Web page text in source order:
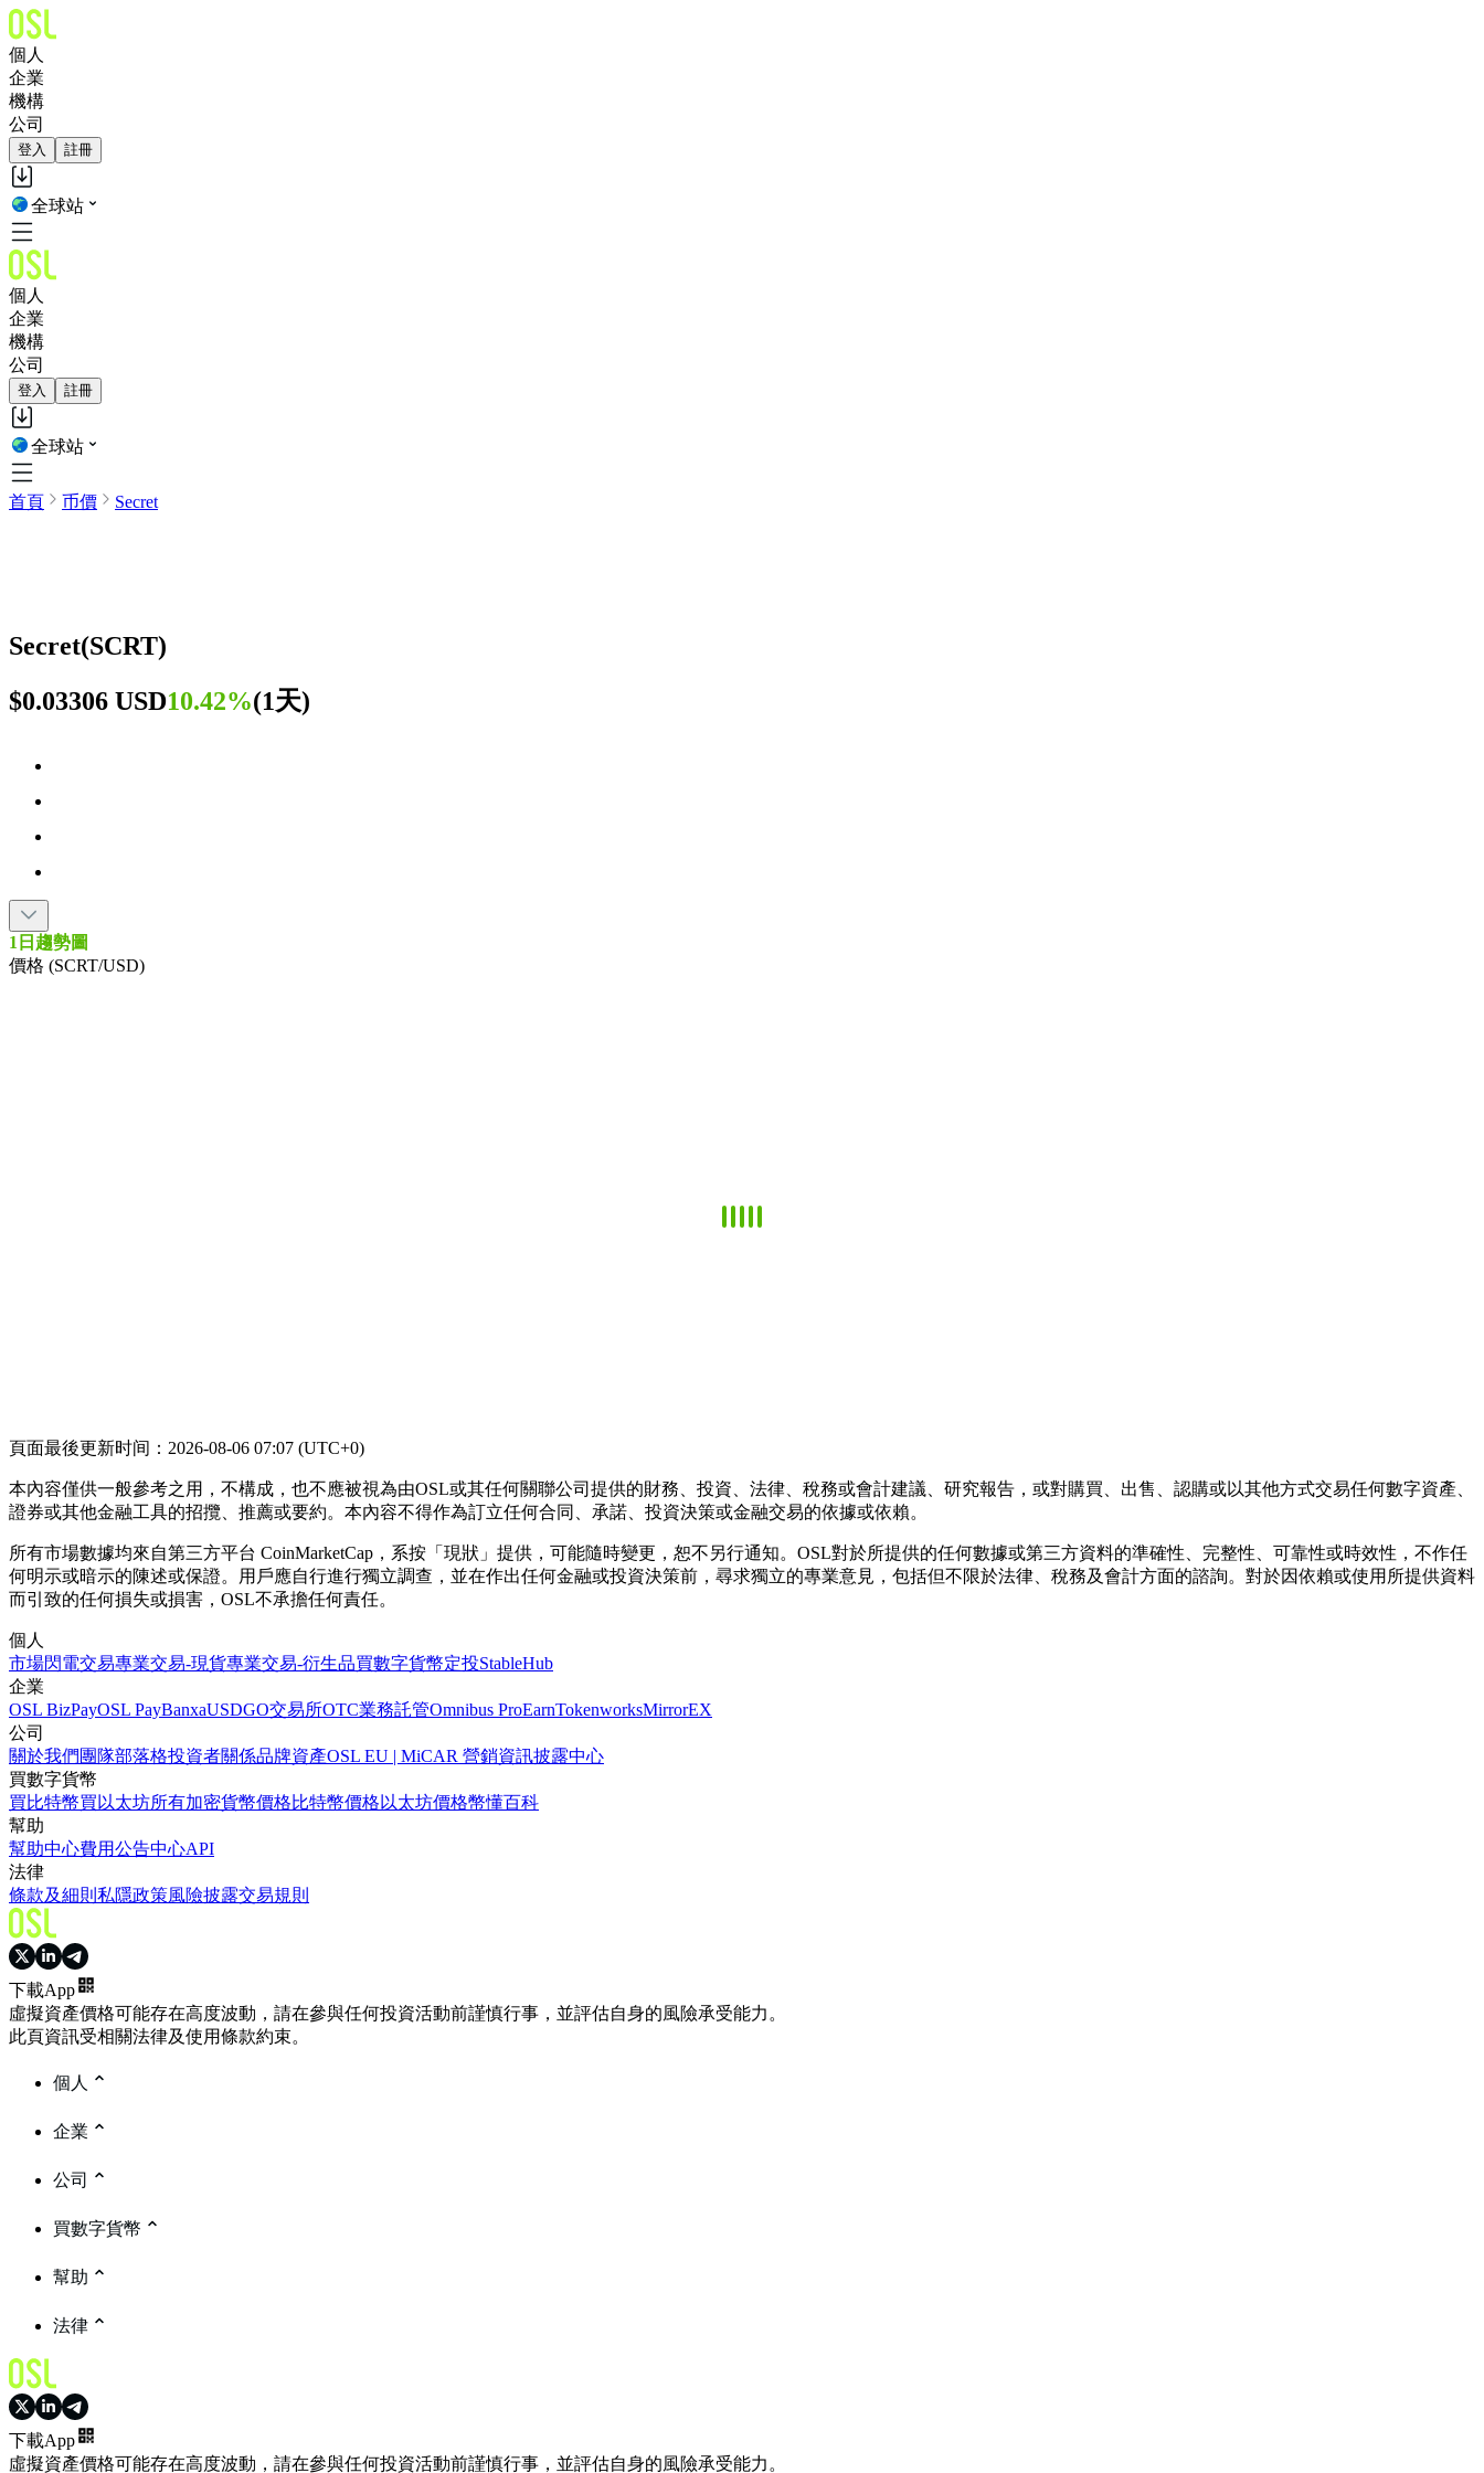
個人
企業
機構
公司
登入 註冊
全球站
個人
企業
機構
公司
登入 註冊
全球站
首頁 币價 Secret
Secret(SCRT)
$0.03306 USD10.42%(1天)
1日趨勢圖
價格 (SCRT/USD)
頁面最後更新时间：2026-08-06 07:07 (UTC+0)
本內容僅供一般參考之用，不構成，也不應被視為由OSL或其任何關聯公司提供的財務、投資、法律、稅務或會計建議、研究報告，或對購買、出售、認購或以其他方式交易任何數字資產、
證券或其他金融工具的招攬、推薦或要約。本內容不得作為訂立任何合同、承諾、投資決策或金融交易的依據或依賴。
所有市場數據均來自第三方平台 CoinMarketCap，系按「現狀」提供，可能隨時變更，恕不另行通知。OSL對於所提供的任何數據或第三方資料的準確性、完整性、可靠性或時效性，不作任
何明示或暗示的陳述或保證。用戶應自行進行獨立調查，並在作出任何金融或投資決策前，尋求獨立的專業意見，包括但不限於法律、稅務及會計方面的諮詢。對於因依賴或使用所提供資料
而引致的任何損失或損害，OSL不承擔任何責任。
個人
市場閃電交易專業交易-現貨專業交易-衍生品買數字貨幣定投StableHub
企業
OSL BizPayOSL PayBanxaUSDGO交易所OTC業務託管Omnibus ProEarnTokenworksMirrorEX
公司
關於我們 團隊部落格投資者關係品牌資產OSL EU | MiCAR 營銷資訊披露中心
買數字貨幣
買比特幣買以太坊所有加密貨幣價格比特幣價格 以太坊價格幣懂百科
幫助
幫助中心費用公告中心API
法律
條款及細則 私隱政策風險披露交易規則
下載App
虛擬資產價格可能存在高度波動，請在參與任何投資活動前謹慎行事，並評估自身的風險承受能力。
此頁資訊受相關法律及使用條款約束。
個人
企業
公司
買數字貨幣
幫助
法律
下載App
虛擬資產價格可能存在高度波動，請在參與任何投資活動前謹慎行事，並評估自身的風險承受能力。